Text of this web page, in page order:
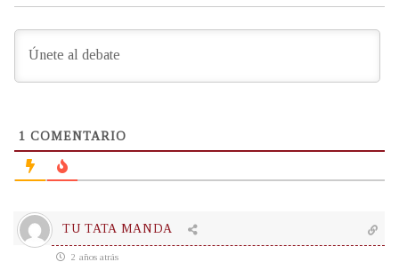
1 COMENTARIO
TU TATA MANDA
2 años atrás